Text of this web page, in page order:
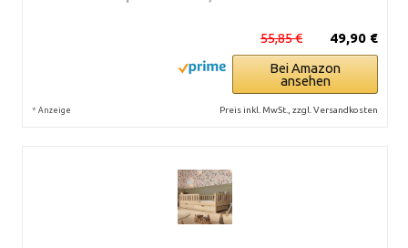
49,90 €
55,85 €
Bei Amazon
ansehen
* Anzeige Preis inkl. MwSt., zzgl. Versandkosten